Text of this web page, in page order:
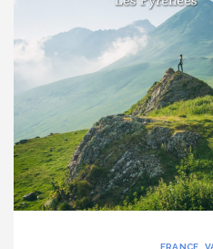
FRANCE